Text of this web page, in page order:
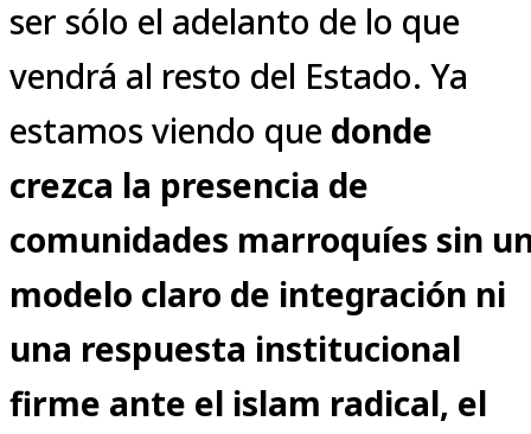
ser sólo el adelanto de lo que
vendrá al resto del Estado. Ya
estamos viendo que donde
crezca la presencia de
comunidades marroquíes sin
modelo claro de integración ni
una respuesta institucional
firme ante el islam radical, el